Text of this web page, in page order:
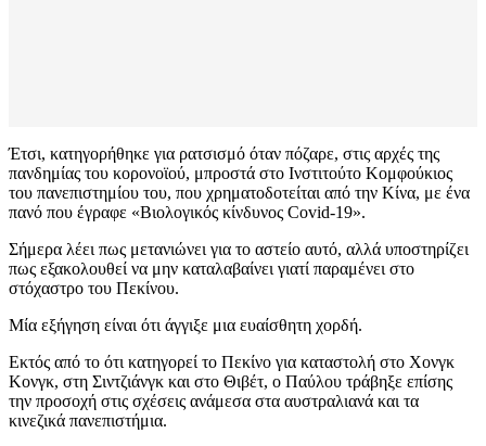
Έτσι, κατηγορήθηκε για ρατσισμό όταν πόζαρε, στις αρχές της
πανδημίας του κορονοϊού, μπροστά στο Ινστιτούτο Κομφούκιος
του πανεπιστημίου του, που χρηματοδοτείται από την Κίνα, με ένα
πανό που έγραφε «Βιολογικός κίνδυνος Covid-19».
Σήμερα λέει πως μετανιώνει για το αστείο αυτό, αλλά υποστηρίζει
πως εξακολουθεί να μην καταλαβαίνει γιατί παραμένει στο
στόχαστρο του Πεκίνου.
Μία εξήγηση είναι ότι άγγιξε μια ευαίσθητη χορδή.
Εκτός από το ότι κατηγορεί το Πεκίνο για καταστολή στο Χονγκ
Κονγκ, στη Σιντζιάνγκ και στο Θιβέτ, ο Παύλου τράβηξε επίσης
την προσοχή στις σχέσεις ανάμεσα στα αυστραλιανά και τα
κινεζικά πανεπιστήμια.